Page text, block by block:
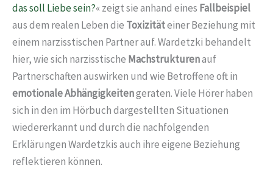
das soll Liebe sein?« zeigt sie anhand eines Fallbeispiel
aus dem realen Leben die Toxizitäteiner Beziehung mit
einem narzisstischen Partner auf. Wardetzki behandelt
hier, wie sich narzisstische Machstrukturenauf
Partnerschaften auswirken und wie Betroffene oft in
emotionale Abhängigkeitengeraten. Viele Hörer haben
sich in den im Hörbuch dargestellten Situationen
wiedererkannt und durch die nachfolgenden
Erklärungen Wardetzkis auch ihre eigene Beziehung
reflektieren können.